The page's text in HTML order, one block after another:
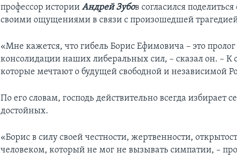
профессор истории Андрей Зубов согласился
своими ощущениями в связи с произошедшей
«Мне кажется, что гибель Борис Ефимовича – это
консолидации наших либеральных сил, – сказал он. –
которые мечтают о будущей свободной и независимой
По его словам, господь действительно всегда избирает
достойных.
«Борис в силу своей честности, жертвенности,
человеком, который не мог не вызывать симпатии, –